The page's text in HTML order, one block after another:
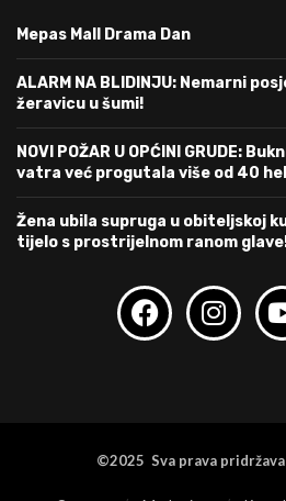
Mepas Mall Drama Dan
ALARM NA BLIDINJU: Nemarni
žeravicu u šumi!
NOVI POŽAR U OPĆINI GRUDE:
vatra već progutala više od 40
Žena ubila supruga u obiteljskoj
tijelo s prostrijelnom ranom
©2025 Sva prava